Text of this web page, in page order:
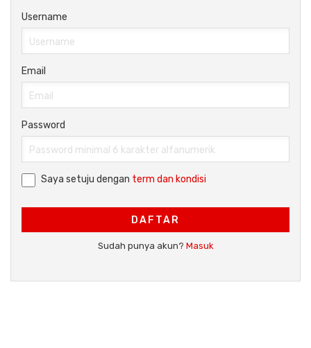
Username
Email
Password
Saya setuju dengan term dan kondisi
DAFTAR
Sudah punya akun? Masuk